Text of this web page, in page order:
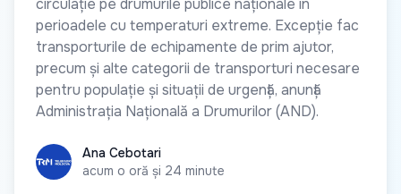
circulație pe drumurile publice naționale în
perioadele cu temperaturi extreme. Excepție fac
transporturile de echipamente de prim ajutor,
precum și alte categorii de transporturi necesare
pentru populație și situații de urgență, anunță
Administrația Națională a Drumurilor (AND).
Ana CebotariAna Cebotari
acum o oră și 24 minute